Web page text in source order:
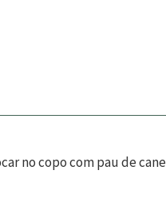
no copo com pau de